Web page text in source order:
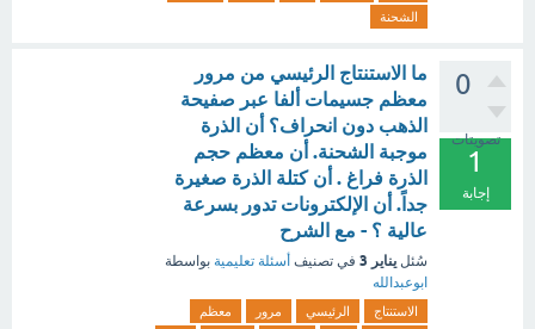
الشحنة
0
تصويتات
1
إجابة
ما الاستنتاج الرئيسي من مرور
معظم جسيمات ألفا عبر صفيحة
الذهب دون انحراف؟ أن الذرة
موجبة الشحنة. أن معظم حجم
الذرة فراغ . أن كتلة الذرة صغيرة
جداً. أن الإلكترونات تدور بسرعة
عالية ؟ - مع الشرح
سُئل يناير 3 في تصنيف أسئلة تعليمية بواسطة
ابوعبدالله
الاستنتاج الرئيسي مرور
معظم